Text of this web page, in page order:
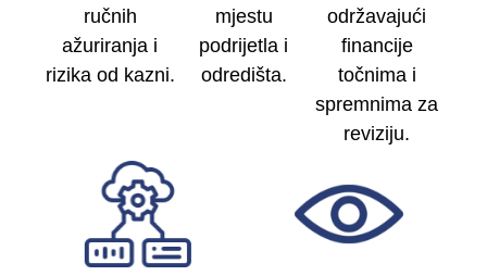
ručnih
ažuriranja i
rizika od kazni.
mjestu
podrijetla i
odredišta.
održavajući
financije
točnima i
spremnima za
reviziju.